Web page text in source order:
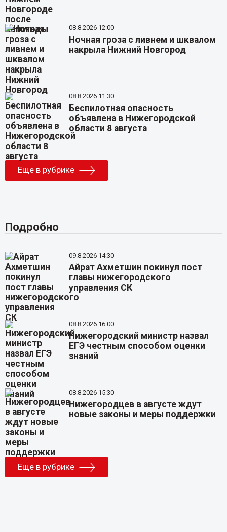
08.8.2026 12:00
Ночная гроза с ливнем и шквалом
накрыла Нижний Новгород
08.8.2026 11:30
Беспилотная опасность
объявлена в Нижегородской
области 8 августа
Еще в рубрике
Подробно
09.8.2026 14:30
Айрат Ахметшин покинул пост
главы нижегородского
управления СК
08.8.2026 16:00
Нижегородский министр назвал
ЕГЭ честным способом оценки
знаний
08.8.2026 15:30
Нижегородцев в августе ждут
новые законы и меры поддержки
Еще в рубрике